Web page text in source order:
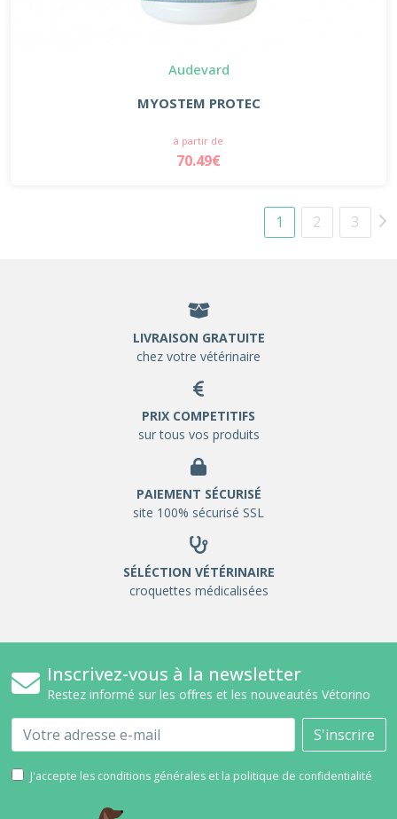
Audevard
MYOSTEM PROTEC
à partir de
70.49€
1 2 3
LIVRAISON GRATUITE
chez votre vétérinaire
PRIX COMPETITIFS
sur tous vos produits
PAIEMENT SÉCURISÉ
site 100% sécurisé SSL
SÉLÉCTION VÉTÉRINAIRE
croquettes médicalisées
Inscrivez-vous à la newsletter
Restez informé sur les offres et les nouveautés Vétorino
Email S'inscrire
J'accepte les conditions générales et la politique de confidentialité